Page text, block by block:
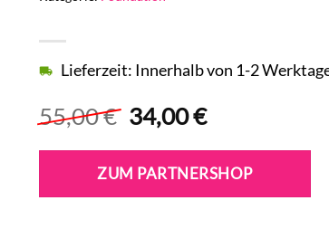
55,00€ Ursprünglicher
Preis
war:
55,00 €
34,00€Aktueller
ist:
34,00 €.
Lieferzeit: Innerhalb von 1-2
ZUM PARTNERSHOP